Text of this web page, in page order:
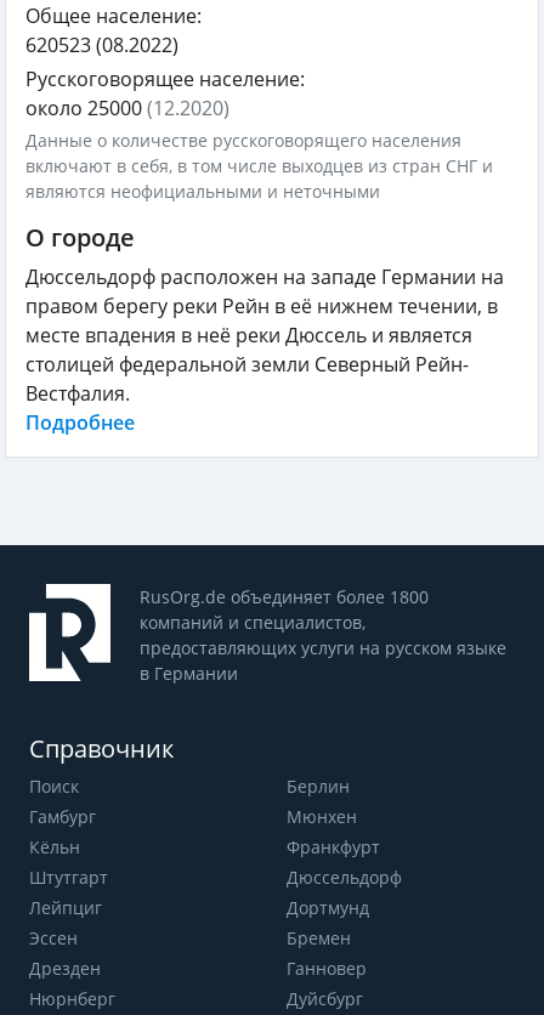
Общее население:
620523(08.2022)
Русскоговорящее население:
около 25000(12.2020)
Данные о количестве русскоговорящего населения
включают в себя, в том числе выходцев из стран СНГ и
являются неофициальными и неточными
О городе
Дюссельдорф расположен на западе Германии на
правом берегу реки Рейн в её нижнем течении, в
месте впадения в неё реки Дюссель и является
столицей федеральной земли Северный Рейн-
Вестфалия.
Подробнее
RusOrg.de объединяет более 1800
компаний и специалистов,
предоставляющих услуги на русском языке
в Германии
Справочник
Поиск
Берлин
Гамбург
Мюнхен
Кёльн
Франкфурт
Штутгарт
Дюссельдорф
Лейпциг
Дортмунд
Эссен
Бремен
Дрезден
Ганновер
Нюрнберг
Дуйсбург